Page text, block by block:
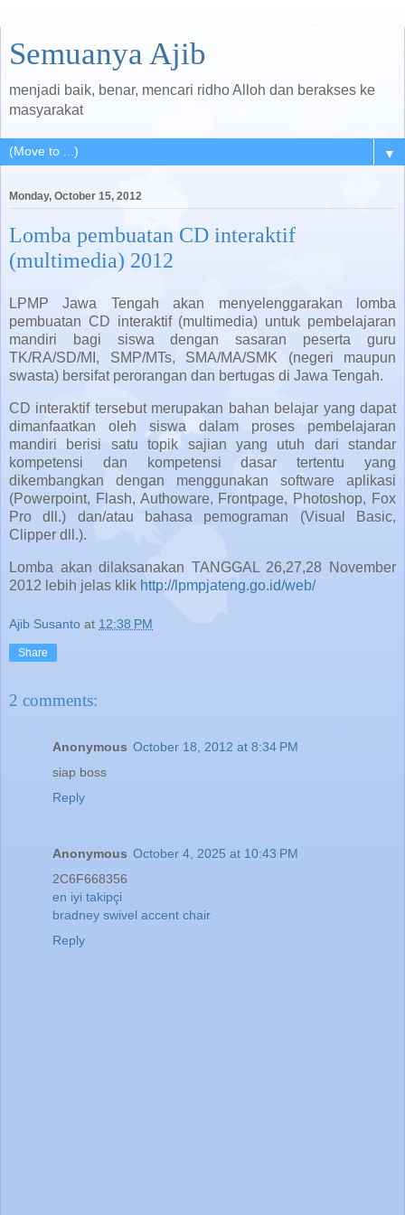
Semuanya Ajib
menjadi baik, benar, mencari ridho Alloh dan berakses ke
masyarakat
▼
Monday, October 15, 2012
Lomba pembuatan CD interaktif
(multimedia) 2012
LPMP Jawa Tengah akan menyelenggarakan lomba
pembuatan CD interaktif (multimedia) untuk pembelajaran
mandiri bagi siswa dengan sasaran peserta guru
TK/RA/SD/MI, SMP/MTs, SMA/MA/SMK (negeri maupun
swasta) bersifat perorangan dan bertugas di Jawa Tengah.
CD interaktif tersebut merupakan bahan belajar yang dapat
dimanfaatkan oleh siswa dalam proses pembelajaran
mandiri berisi satu topik sajian yang utuh dari standar
kompetensi dan kompetensi dasar tertentu yang
dikembangkan dengan menggunakan software aplikasi
(Powerpoint, Flash, Authoware, Frontpage, Photoshop, Fox
Pro dll.) dan/atau bahasa pemograman (Visual Basic,
Clipper dll.).
Lomba akan dilaksanakan TANGGAL 26,27,28 November
2012 lebih jelas klik http://lpmpjateng.go.id/web/
Ajib Susanto at 12:38 PM
Share
2 comments:
Anonymous October 18, 2012 at 8:34 PM
siap boss
Reply
Anonymous October 4, 2025 at 10:43 PM
2C6F668356
en iyi takipçi
bradney swivel accent chair
Reply